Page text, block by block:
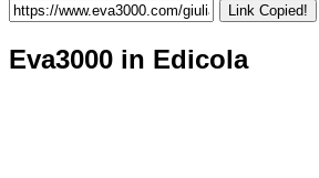
Link Copied!
Eva3000 in Edicola